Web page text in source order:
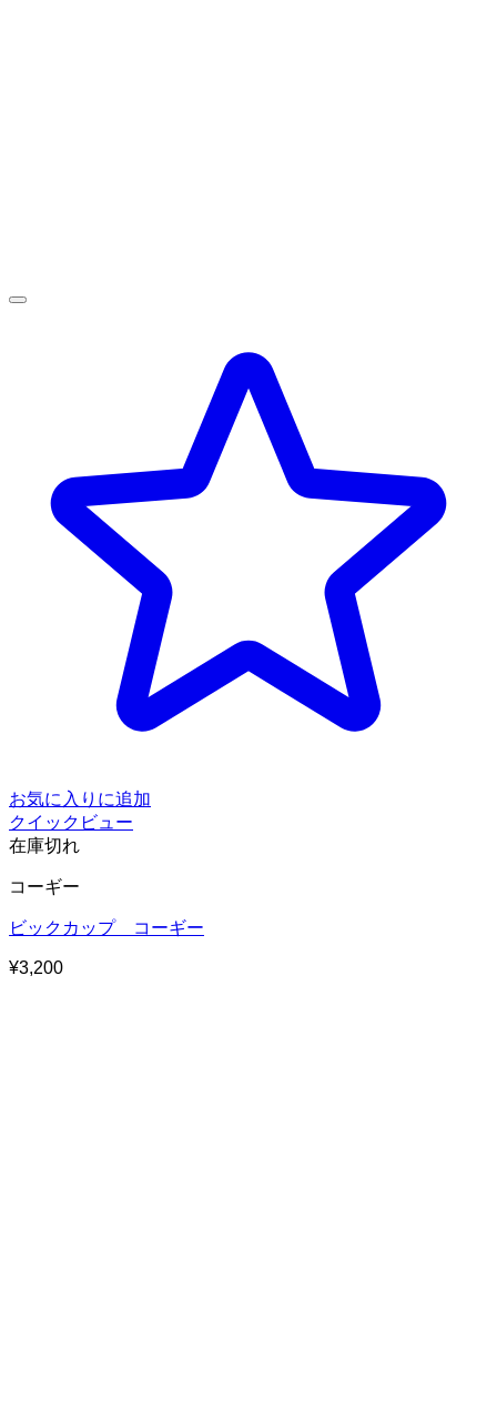
お気に入りに追加
クイックビュー
在庫切れ
コーギー
ビックカップ コーギー
¥3,200